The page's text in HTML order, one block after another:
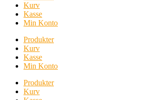
Kurv
Kasse
Min Konto
Produkter
Kurv
Kasse
Min Konto
Produkter
Kurv